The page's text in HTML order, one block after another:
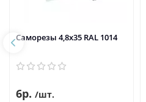
Саморезы 4,8х35 RAL 1014
6р. /шт.